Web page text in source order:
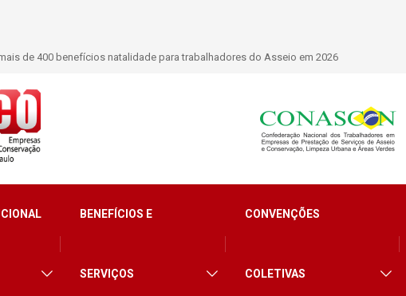
em conferência internacional que debate os desafios do setor de limpeza e
BENEFÍCIOS E
SERVIÇOS
CONVENÇÕES
COLETIVAS